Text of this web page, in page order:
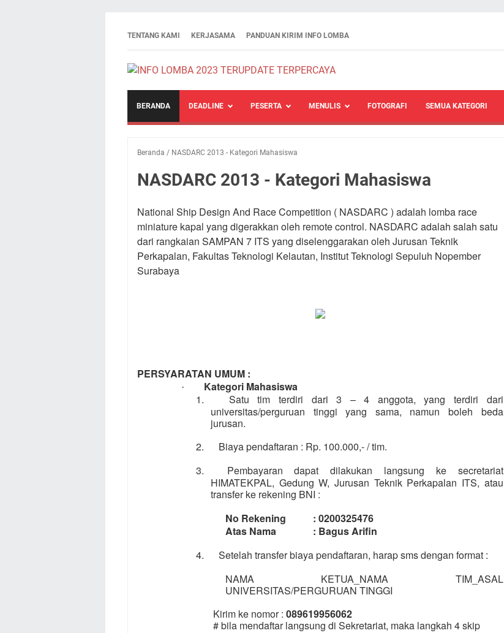
TENTANG KAMI KERJASAMA PANDUAN KIRIM INFO LOMBA
BERANDA DEADLINE PESERTA MENULIS FOTOGRAFI SEMUA KATEGORI
Beranda / NASDARC 2013 - Kategori Mahasiswa
NASDARC 2013 - Kategori Mahasiswa
National Ship Design And Race Competition ( NASDARC ) adalah lomba race
miniature kapal yang digerakkan oleh remote control. NASDARC adalah salah satu
dari rangkaian SAMPAN 7 ITS yang diselenggarakan oleh Jurusan Teknik
Perkapalan, Fakultas Teknologi Kelautan, Institut Teknologi Sepuluh Nopember
Surabaya
PERSYARATAN UMUM :
·
Kategori Mahasiswa
1.
Satu tim terdiri dari 3 – 4 anggota, yang terdiri dari
universitas/perguruan tinggi yang sama, namun boleh beda
jurusan.
2.
Biaya pendaftaran : Rp. 100.000,- / tim.
3.
Pembayaran dapat dilakukan langsung ke secretariat
HIMATEKPAL, Gedung W, Jurusan Teknik Perkapalan ITS, atau
transfer ke rekening BNI :
No Rekening : 0200325476
Atas Nama : Bagus Arifin
4.
Setelah transfer biaya pendaftaran, harap sms dengan format :
NAMA KETUA_NAMA TIM_ASAL
UNIVERSITAS/PERGURUAN TINGGI
Kirim ke nomor : 089619956062
# bila mendaftar langsung di Sekretariat, maka langkah 4 skip